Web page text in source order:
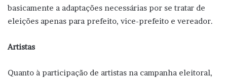
basicamente a adaptações necessárias por se tratar de
eleições apenas para prefeito, vice-prefeito e vereador.
Artistas
Quanto à participação de artistas na campanha eleitoral,